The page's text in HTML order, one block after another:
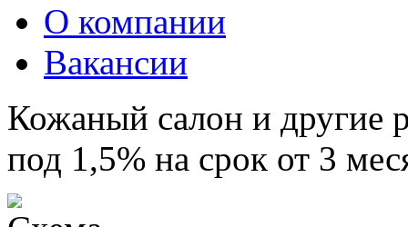
О компании
Вакансии
Кожаный салон и другие
под 1,5% на срок от 3